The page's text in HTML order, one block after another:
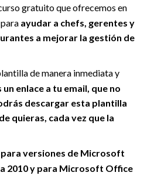
gratuito que ofrecemos en
ayudar a chefs, gerentes y
a mejorar la gestión de
de manera inmediata y
enlace a tu email, que no
descargar esta plantilla
quieras, cada vez que la
versiones de Microsoft
2010 y para Microsoft Office